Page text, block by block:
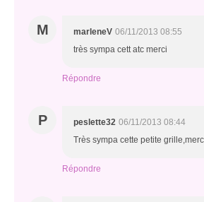
M marleneV 06/11/2013 08:55
très sympa cett atc merci
Répondre
P peslette32 06/11/2013 08:44
Très sympa cette petite
Répondre